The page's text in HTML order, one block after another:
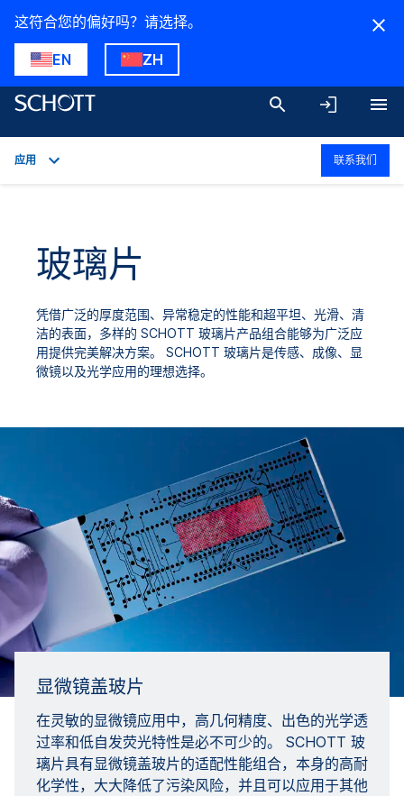
这符合您的偏好吗？请选择。
EN ZH
技术参数
应用 联系我们
玻璃片
凭借广泛的厚度范围、异常稳定的性能和超平坦、光滑、清
洁的表面，多样的 SCHOTT 玻璃片产品组合能够为广泛应
用提供完美解决方案。 SCHOTT 玻璃片是传感、成像、显
微镜以及光学应用的理想选择。
显微镜盖玻片
在灵敏的显微镜应用中，高几何精度、出色的光学透
过率和低自发荧光特性是必不可少的。 SCHOTT 玻
璃片具有显微镜盖玻片的适配性能组合，本身的高耐
化学性，大大降低了污染风险，并且可以应用于其他